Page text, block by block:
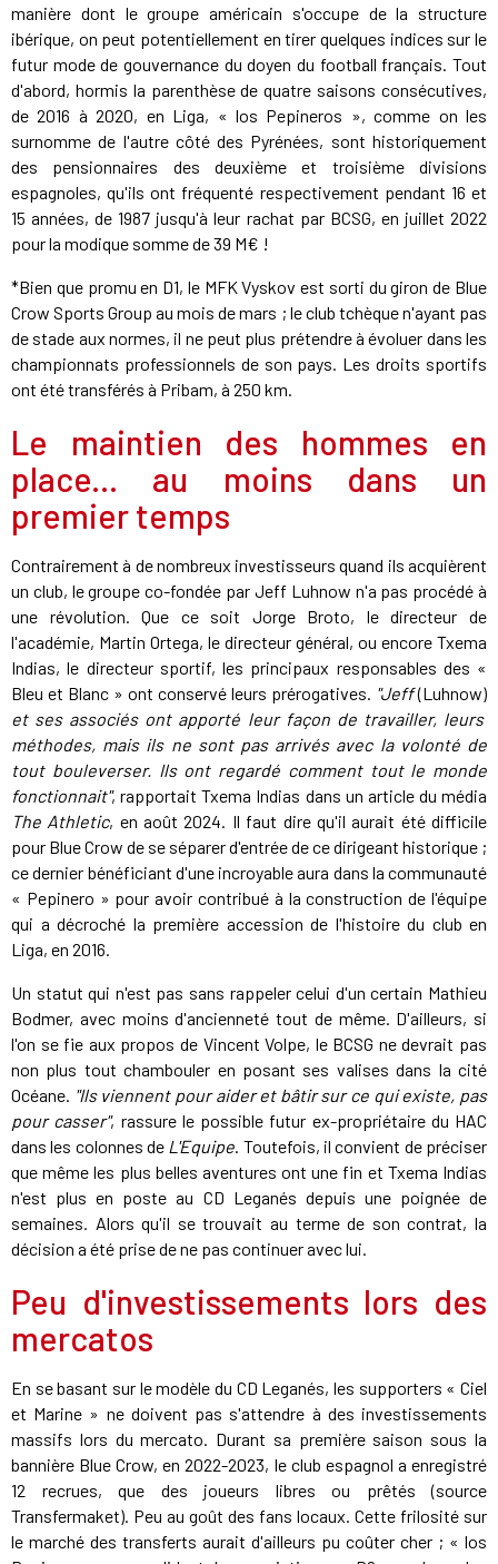
manière dont le groupe américain s'occupe de la structure
ibérique, on peut potentiellement en tirer quelques indices sur le
futur mode de gouvernance du doyen du football français. Tout
d'abord, hormis la parenthèse de quatre saisons consécutives,
de 2016 à 2020, en Liga, « los Pepineros », comme on les
surnomme de l'autre côté des Pyrénées, sont historiquement
des pensionnaires des deuxième et troisième divisions
espagnoles, qu'ils ont fréquenté respectivement pendant 16 et
15 années, de 1987 jusqu'à leur rachat par BCSG, en juillet 2022
pour la modique somme de 39 M€ !
*Bien que promu en D1, le MFK Vyskov est sorti du giron de Blue
Crow Sports Group au mois de mars ; le club tchèque n'ayant pas
de stade aux normes, il ne peut plus prétendre à évoluer dans les
championnats professionnels de son pays. Les droits sportifs
ont été transférés à Pribam, à 250 km.
Le maintien des hommes en
place... au moins dans un
premier temps
Contrairement à de nombreux investisseurs quand ils acquièrent
un club, le groupe co-fondée par Jeff Luhnow n'a pas procédé à
une révolution. Que ce soit Jorge Broto, le directeur de
l'académie, Martin Ortega, le directeur général, ou encore Txema
Indias, le directeur sportif, les principaux responsables des «
Bleu et Blanc » ont conservé leurs prérogatives. "Jeff(Luhnow)
et ses associés ont apporté leur façon de travailler, leurs
méthodes, mais ils ne sont pas arrivés avec la volonté de
tout bouleverser. Ils ont regardé comment tout le monde
fonctionnait", rapportait Txema Indias dans un article du média
The Athletic, en août 2024. Il faut dire qu'il aurait été difficile
pour Blue Crow de se séparer d'entrée de ce dirigeant historique ;
ce dernier bénéficiant d'une incroyable aura dans la communauté
« Pepinero » pour avoir contribué à la construction de l'équipe
qui a décroché la première accession de l'histoire du club en
Liga, en 2016.
Un statut qui n'est pas sans rappeler celui d'un certain Mathieu
Bodmer, avec moins d'ancienneté tout de même. D'ailleurs, si
l'on se fie aux propos de Vincent Volpe, le BCSG ne devrait pas
non plus tout chambouler en posant ses valises dans la cité
Océane. "Ils viennent pour aider et bâtir sur ce qui existe, pas
pour casser", rassure le possible futur ex-propriétaire du HAC
dans les colonnes de L'Equipe. Toutefois, il convient de préciser
que même les plus belles aventures ont une fin et Txema Indias
n'est plus en poste au CD Leganés depuis une poignée de
semaines. Alors qu'il se trouvait au terme de son contrat, la
décision a été prise de ne pas continuer avec lui.
Peu d'investissements lors des
mercatos
En se basant sur le modèle du CD Leganés, les supporters « Ciel
et Marine » ne doivent pas s'attendre à des investissements
massifs lors du mercato. Durant sa première saison sous la
bannière Blue Crow, en 2022-2023, le club espagnol a enregistré
12 recrues, que des joueurs libres ou prêtés (source
Transfermaket). Peu au goût des fans locaux. Cette frilosité sur
le marché des transferts aurait d'ailleurs pu coûter cher ; « los